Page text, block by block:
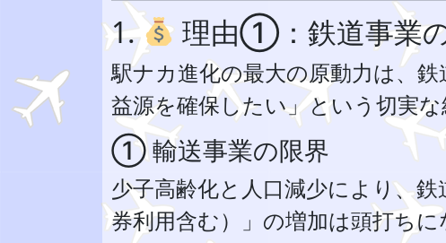
1. 理由①：鉄道事業の
駅ナカ進化の最大の原動力は、
益源を確保したい」という切実な
① 輸送事業の限界
少子高齢化と人口減少により、
券利用含む）」の増加は頭打ち